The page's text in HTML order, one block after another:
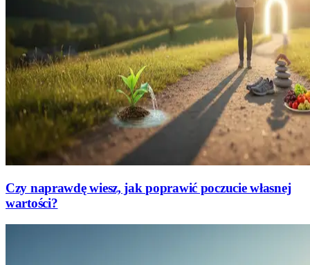
Czy naprawdę wiesz, jak poprawić poczucie własnej
wartości?